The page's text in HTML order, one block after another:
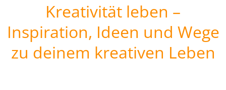
Kreativität leben –
Inspiration, Ideen und Wege
zu deinem kreativen Leben